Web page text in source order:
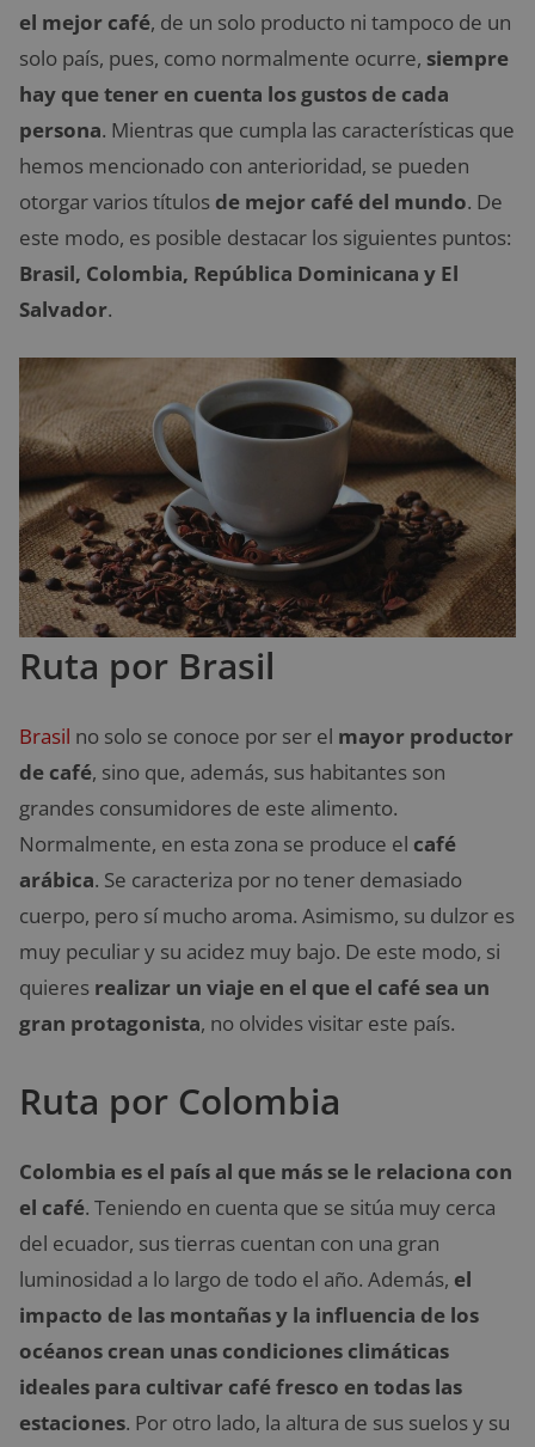
el mejor café, de un solo producto ni tampoco de un
solo país, pues, como normalmente ocurre, siempre
hay que tener en cuenta los gustos de cada
persona. Mientras que cumpla las características que
hemos mencionado con anterioridad, se pueden
otorgar varios títulos de mejor café del mundo. De
este modo, es posible destacar los siguientes puntos:
Brasil, Colombia, República Dominicana y El
Salvador.
Ruta por Brasil
Brasil no solo se conoce por ser el mayor productor
de café, sino que, además, sus habitantes son
grandes consumidores de este alimento.
Normalmente, en esta zona se produce el café
arábica. Se caracteriza por no tener demasiado
cuerpo, pero sí mucho aroma. Asimismo, su dulzor es
muy peculiar y su acidez muy bajo. De este modo, si
quieres realizar un viaje en el que el café sea un
gran protagonista, no olvides visitar este país.
Ruta por Colombia
Colombia es el país al que más se le relaciona con
el café. Teniendo en cuenta que se sitúa muy cerca
del ecuador, sus tierras cuentan con una gran
luminosidad a lo largo de todo el año. Además, el
impacto de las montañas y la influencia de los
océanos crean unas condiciones climáticas
ideales para cultivar café fresco en todas las
estaciones. Por otro lado, la altura de sus suelos y su